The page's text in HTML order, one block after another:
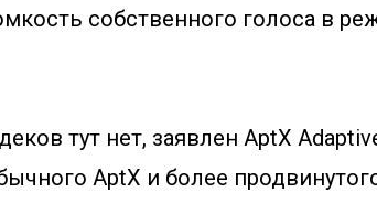
собственного голоса в
тут нет, заявлен AptX
AptX и более